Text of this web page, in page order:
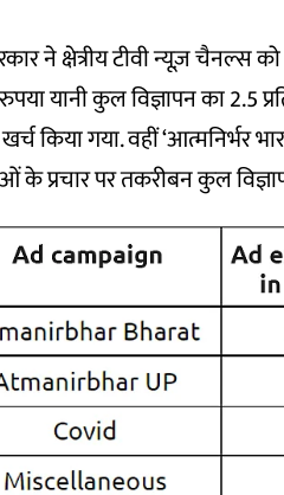
ने क्षेत्रीय टीवी न्यूज़ चैनल्स
यानी कुल विज्ञापन का 2.5
किया गया. वहीं ‘आत्मनिर्भर
के प्रचार पर तकरीबन कुल